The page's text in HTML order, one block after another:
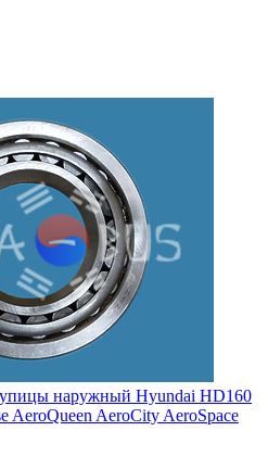
наружный Hyundai HD160
AeroQueen AeroCity AeroSpace